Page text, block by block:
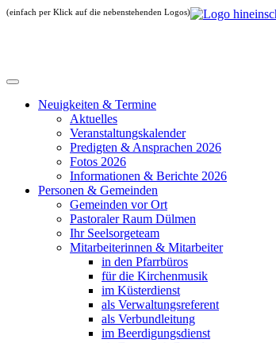
(einfach per Klick auf die nebenstehenden Logos)
Neuigkeiten & Termine
Aktuelles
Veranstaltungskalender
Predigten & Ansprachen 2026
Fotos 2026
Informationen & Berichte 2026
Personen & Gemeinden
Gemeinden vor Ort
Pastoraler Raum Dülmen
Ihr Seelsorgeteam
Mitarbeiterinnen & Mitarbeiter
in den Pfarrbüros
für die Kirchenmusik
im Küsterdienst
als Verwaltungsreferent
als Verbundleitung
im Beerdigungsdienst